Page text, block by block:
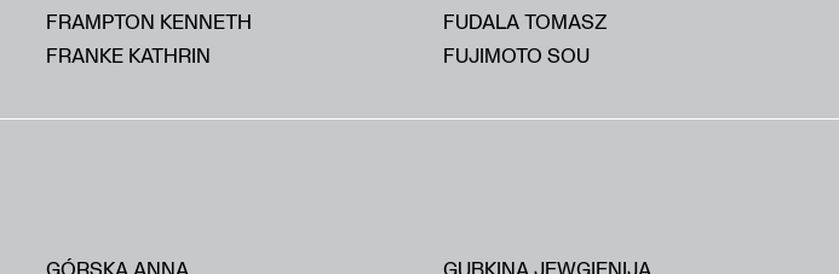
FRAMPTON KENNETH
FRANKE KATHRIN
FUDALA TOMASZ
FUJIMOTO SOU
GÓRSKA ANNA
GUBKINA JEWGIENIJA